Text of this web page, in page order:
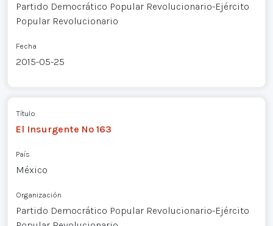
Partido Democrático Popular Revolucionario-Ejército
Popular Revolucionario
Fecha
2015-05-25
Título
El Insurgente Nº 163
País
México
Organización
Partido Democrático Popular Revolucionario-Ejército